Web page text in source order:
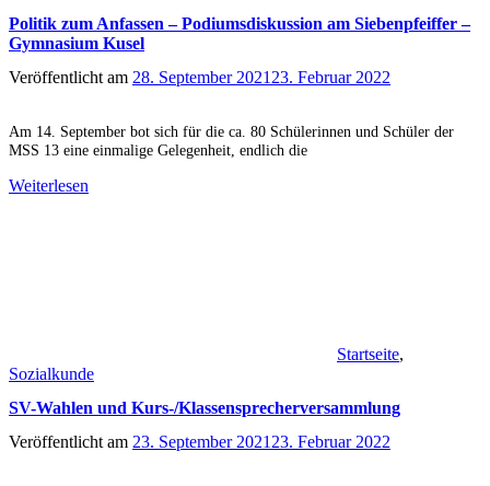
Politik zum Anfassen – Podiumsdiskussion am Siebenpfeiffer –
Gymnasium Kusel
Veröffentlicht am 28. September 2021 23. Februar 2022
Am 14. September bot sich für die ca. 80 Schülerinnen und Schüler der
MSS 13 eine einmalige Gelegenheit, endlich die
Weiterlesen
Startseite,
Sozialkunde
SV-Wahlen und Kurs-/Klassensprecherversammlung
Veröffentlicht am 23. September 2021 23. Februar 2022